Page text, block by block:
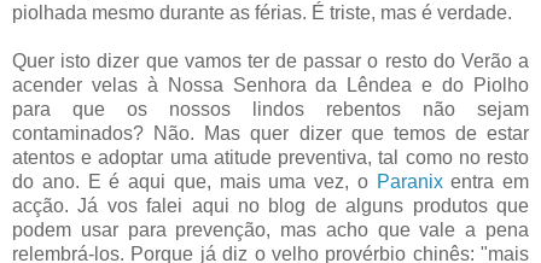
piolhada mesmo durante as férias. É triste, mas é verdade.
Quer isto dizer que vamos ter de passar o resto do Verão a
acender velas à Nossa Senhora da Lêndea e do Piolho
para que os nossos lindos rebentos não sejam
contaminados? Não. Mas quer dizer que temos de estar
atentos e adoptar uma atitude preventiva, tal como no resto
do ano. E é aqui que, mais uma vez, o Paranixentra em
acção. Já vos falei aqui no blog de alguns produtos que
podem usar para prevenção, mas acho que vale a pena
relembrá-los. Porque já diz o velho provérbio chinês: "mais